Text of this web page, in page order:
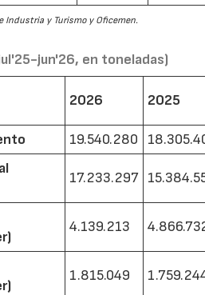
Industria y Turismo y Oficemen.
jun'26, en toneladas)
2026 2025
19.540.280
17.233.297
4.139.213
1.815.049